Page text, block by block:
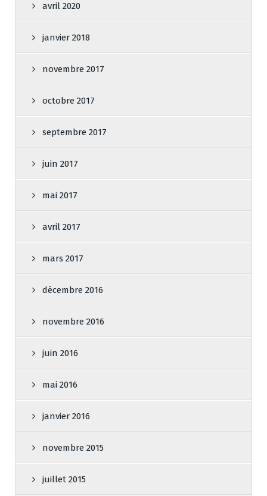
avril 2020
janvier 2018
novembre 2017
octobre 2017
septembre 2017
juin 2017
mai 2017
avril 2017
mars 2017
décembre 2016
novembre 2016
juin 2016
mai 2016
janvier 2016
novembre 2015
juillet 2015